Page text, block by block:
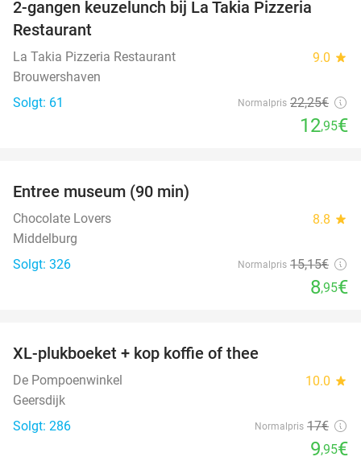
2-gangen keuzelunch bij La Takia Pizzeria
Restaurant
La Takia Pizzeria Restaurant 9.0 star
Brouwershaven
Solgt: 61
Normalpris 22,25€
12,95€
Entree museum (90 min)
Chocolate Lovers 8.8 star
Middelburg
Solgt: 326
Normalpris 15,15€
8,95€
XL-plukboeket + kop koffie of thee
De Pompoenwinkel 10.0 star
Geersdijk
Solgt: 286
Normalpris 17€
9,95€